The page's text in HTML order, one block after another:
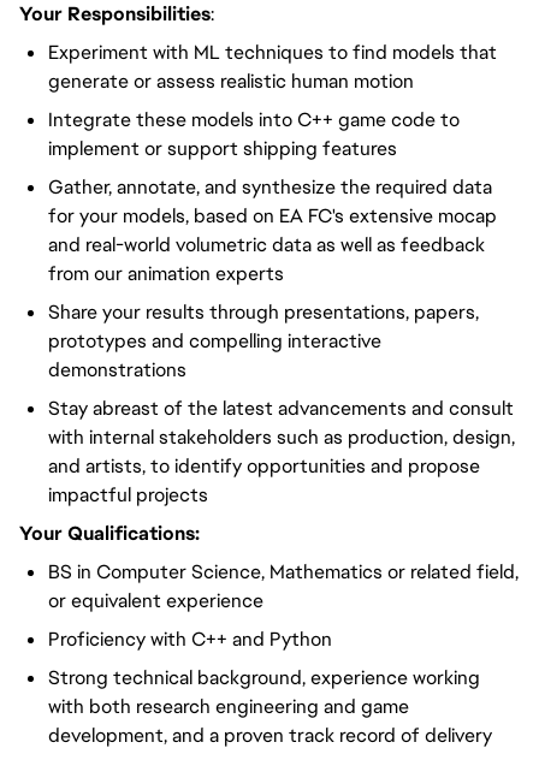
Your Responsibilities:
Experiment with ML techniques to find models that
generate or assess realistic human motion
Integrate these models into C++ game code to
implement or support shipping features
Gather, annotate, and synthesize the required data
for your models, based on EA FC's extensive mocap
and real-world volumetric data as well as feedback
from our animation experts
Share your results through presentations, papers,
prototypes and compelling interactive
demonstrations
Stay abreast of the latest advancements and consult
with internal stakeholders such as production, design,
and artists, to identify opportunities and propose
impactful projects
Your Qualifications:
BS in Computer Science, Mathematics or related field,
or equivalent experience
Proficiency with C++ and Python
Strong technical background, experience working
with both research engineering and game
development, and a proven track record of delivery